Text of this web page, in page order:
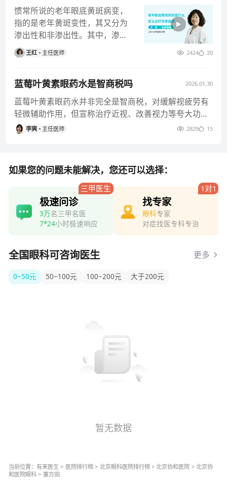
惯常所说的老年眼底黄斑病变，
指的是老年黄斑变性，其又分为
渗出性和非渗出性。其中，渗出
性的老年黄斑变性又叫湿性老年
黄斑变性
王红 主任医师 2424 20
蓝莓叶黄素眼药水是智商税吗 2026.01.30
蓝莓叶黄素眼药水并非完全是智商税，对缓解视疲劳有
轻微辅助作用，但宣称治疗近视、改善视力等夸大功效
的产品则属于智商税范畴。
李爽 主任医师 2829 15
如果您的问题未能解决，您还可以选择：
三甲医生
极速问诊
3万名三甲名医
7*24小时极速响应
1对1
找专家
眼科专家
对症找医专科专治
全国眼科可咨询医生 更多
0~50元 50~100元 100~200元 大于200元
暂无数据
当前位置： 有来医生 > 医院排行榜 > 北京眼科医院排行榜 > 北京协和医院 > 北京协
和医院眼科 > 董方田